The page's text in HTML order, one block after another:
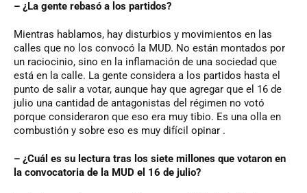
– ¿La gente rebasó a los partidos?
Mientras hablamos, hay disturbios y movimientos en las
calles que no los convocó la MUD. No están montados por
un raciocinio, sino en la inflamación de una sociedad que
está en la calle. La gente considera a los partidos hasta el
punto de salir a votar, aunque hay que agregar que el 16 de
julio una cantidad de antagonistas del régimen no votó
porque consideraron que eso era muy tibio. Es una olla en
combustión y sobre eso es muy difícil opinar .
– ¿Cuál es su lectura tras los siete millones que votaron en
la convocatoria de la MUD el 16 de julio?